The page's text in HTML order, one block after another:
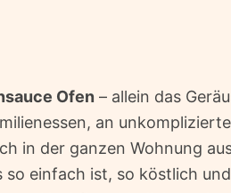
Ofen – allein das
an
in der ganzen Wohnung
einfach ist, so köstlich